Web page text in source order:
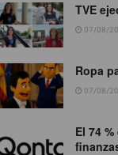
TVE
07/08/
Ropa
07/08/
El 74